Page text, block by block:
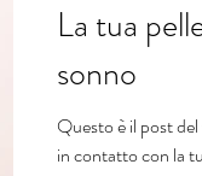
La tua
sonno
Questo è il post
in contatto con la